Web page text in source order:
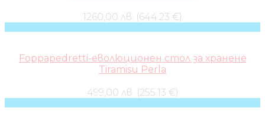
1260,00 лв. (644.23 €)
Foppapedretti-еволюционен стол за хранене
Tiramisu Perla
499,00 лв. (255.13 €)